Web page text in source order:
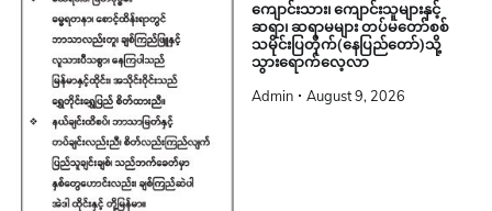
ကျောင်းသား၊ ကျောင်းသူများနှင့်
ဆရာ၊ ဆရာမများ တပ်မတော်စစ်
သမိုင်းပြတိုက်(နေပြည်တော်)သို့
သွားရောက်လေ့လာ
Admin August 9, 2026